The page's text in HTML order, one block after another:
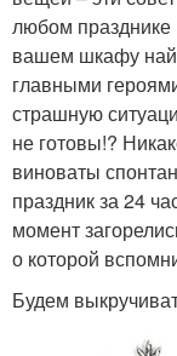
любом
вашем шкафу
главными
страшную
не готовы!?
виноваты
праздник за 24
момент
о которой
Будем